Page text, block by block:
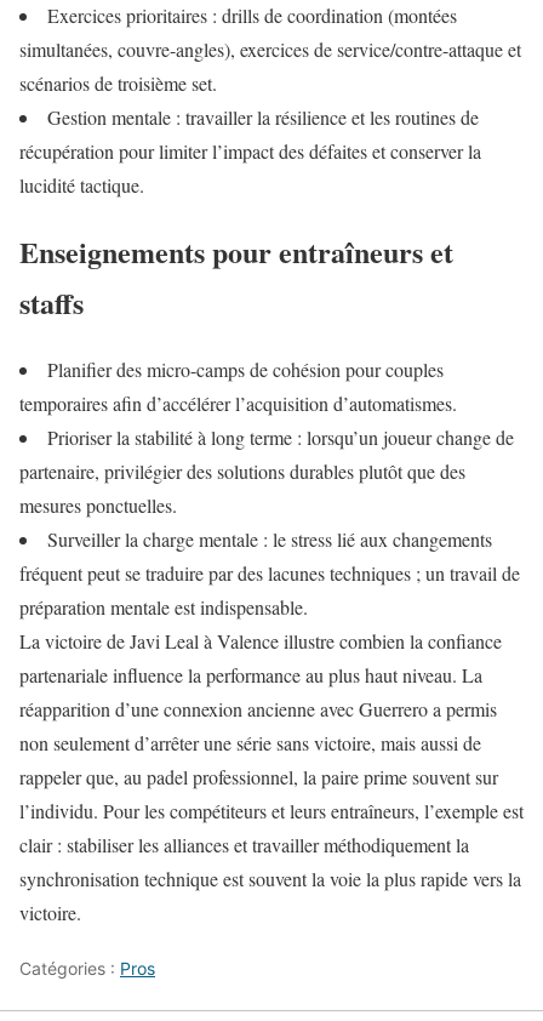
Exercices prioritaires : drills de coordination (montées
simultanées, couvre-angles), exercices de service/contre-attaque et
scénarios de troisième set.
Gestion mentale : travailler la résilience et les routines de
récupération pour limiter l’impact des défaites et conserver la
lucidité tactique.
Enseignements pour entraîneurs et
staffs
Planifier des micro-camps de cohésion pour couples
temporaires afin d’accélérer l’acquisition d’automatismes.
Prioriser la stabilité à long terme : lorsqu’un joueur change de
partenaire, privilégier des solutions durables plutôt que des
mesures ponctuelles.
Surveiller la charge mentale : le stress lié aux changements
fréquent peut se traduire par des lacunes techniques ; un travail de
préparation mentale est indispensable.
La victoire de Javi Leal à Valence illustre combien la confiance
partenariale influence la performance au plus haut niveau. La
réapparition d’une connexion ancienne avec Guerrero a permis
non seulement d’arrêter une série sans victoire, mais aussi de
rappeler que, au padel professionnel, la paire prime souvent sur
l’individu. Pour les compétiteurs et leurs entraîneurs, l’exemple est
clair : stabiliser les alliances et travailler méthodiquement la
synchronisation technique est souvent la voie la plus rapide vers la
victoire.
Catégories : Pros